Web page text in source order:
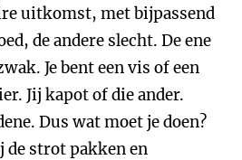
uitkomst, met bijpassend
de andere slecht. De ene
Je bent een vis of een
Jij kapot of die ander.
Dus wat moet je doen?
de strot pakken en